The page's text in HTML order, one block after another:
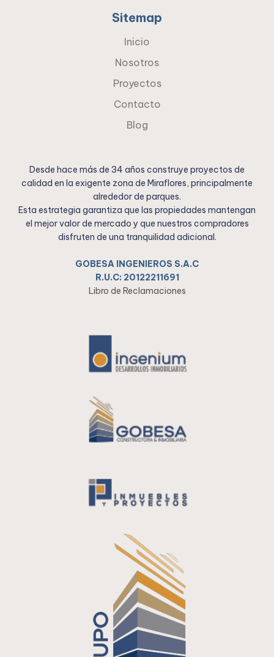
Sitemap
Inicio
Nosotros
Proyectos
Contacto
Blog
Desde hace más de 34 años construye proyectos de
calidad en la exigente zona de Miraflores, principalmente
alrededor de parques.
Esta estrategia garantiza que las propiedades mantengan
el mejor valor de mercado y que nuestros compradores
disfruten de una tranquilidad adicional.
GOBESA INGENIEROS S.A.C
R.U.C: 20122211691
Libro de Reclamaciones